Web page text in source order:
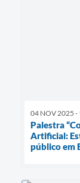
04 NOV 2025 -
Palestra
Artificial:
público em